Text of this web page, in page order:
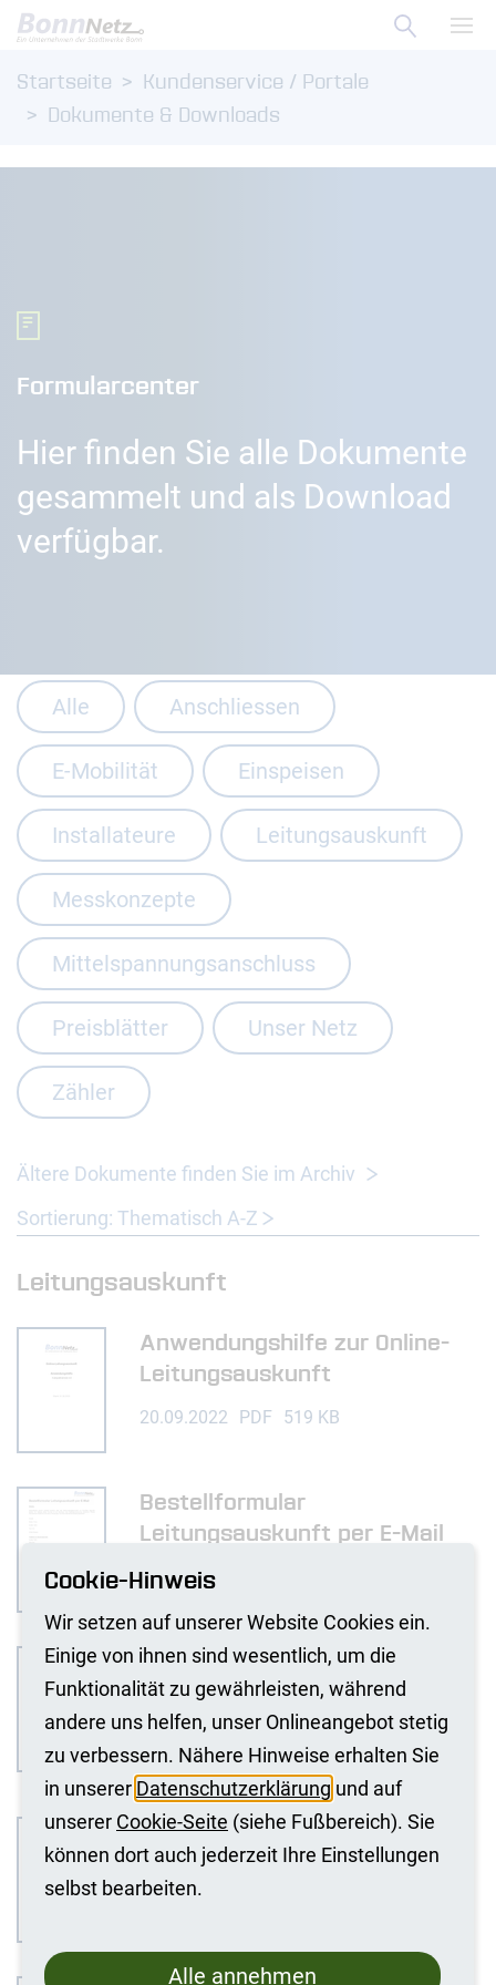
Zum Menü
Zum Inhalt
Suche
Startseite
Kundenservice / Portale
Dokumente & Downloads
Formularcenter
Hier finden Sie alle Dokumente
gesammelt und als Download
verfügbar.
Alle Anschliessen
E-Mobilität Einspeisen
Installateure Leitungsauskunft
Messkonzepte
Mittelspannungsanschluss
Preisblätter Unser Netz
Zähler
Ältere Dokumente finden Sie im Archiv
Sortierung: Thematisch A-Z
Leitungsauskunft
Anwendungshilfe zur Online-
Leitungsauskunft
20.09.2022 PDF 519 KB
Bestellformular
Leitungsauskunft per E-Mail
03.09.2025
Bestellformular
Leitungsauskunft zu Abholung
& Postversand
03.09.2025 PDF 1 MB
Formular Bestellung von
vektoriellen Daten
Cookie-Hinweis
Wir setzen auf unserer Website Cookies ein.
Einige von ihnen sind wesentlich, um die
Funktionalität zu gewährleisten, während
andere uns helfen, unser Onlineangebot stetig
zu verbessern. Nähere Hinweise erhalten Sie
in unserer Datenschutzerklärung und auf
unserer Cookie-Seite (siehe Fußbereich). Sie
können dort auch jederzeit Ihre Einstellungen
selbst bearbeiten.
Alle annehmen